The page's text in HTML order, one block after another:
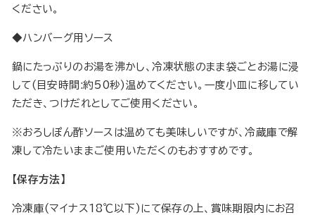
ください。
◆ハンバーグ用ソース
鍋にたっぷりのお湯を沸かし、冷凍状態のまま袋ごとお湯に浸
して(目安時間:約50秒)温めてください。一度小皿に移してい
ただき、つけだれとしてご使用ください。
※おろしぽん酢ソースは温めても美味しいですが、冷蔵庫で解
凍して冷たいままご使用いただくのもおすすめです。
【保存方法】
冷凍庫(マイナス18℃以下)にて保存の上、賞味期限内にお召